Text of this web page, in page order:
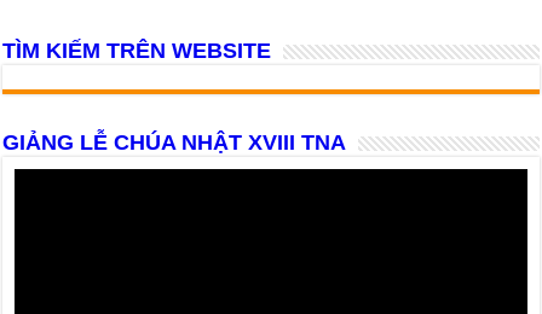
TÌM KIẾM TRÊN WEBSITE
GIẢNG LỄ CHÚA NHẬT XVIII TNA